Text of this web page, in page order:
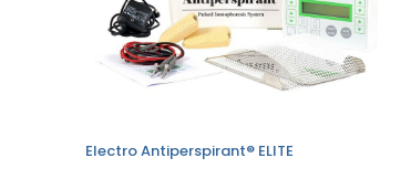
Electro Antiperspirant® ELITE